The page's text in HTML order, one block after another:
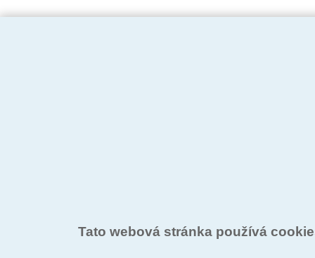
Tato webová stránka používá